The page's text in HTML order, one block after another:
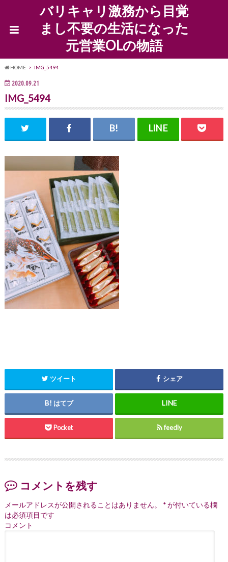
バリキャリ激務から目覚
まし不要の生活になった
元営業OLの物語
HOME IMG_5494
2020.09.21
IMG_5494
ツイート シェア
はてブ
Pocket feedly
コメントを残す
メールアドレスが公開されることはありません。 *が付いている欄
は必須項目です
コメント